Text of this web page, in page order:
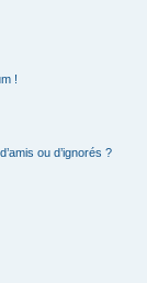
!
ou d’ignorés ?